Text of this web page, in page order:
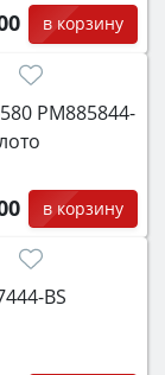
в корзину
PM885844-
в корзину
BS